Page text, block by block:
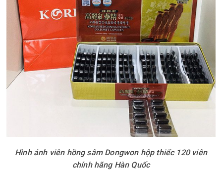
Hình ảnh viên hồng sâm Dongwon hộp thiếc 120 viên
chính hãng Hàn Quốc